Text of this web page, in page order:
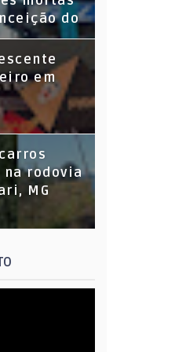
do
em
rodovia
MG